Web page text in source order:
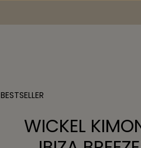
BESTSELLER
WICKEL